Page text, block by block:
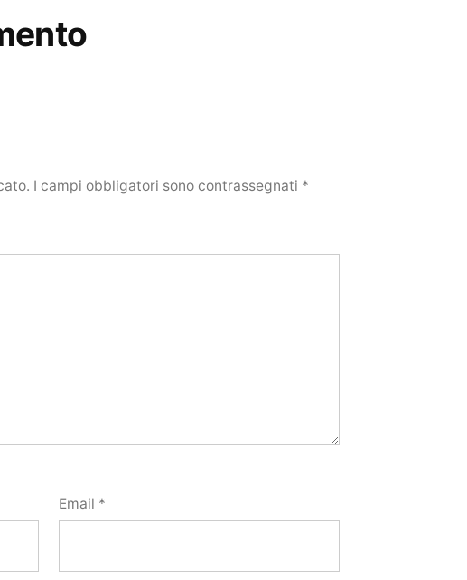
I campi obbligatori sono contrassegnati *
Email *